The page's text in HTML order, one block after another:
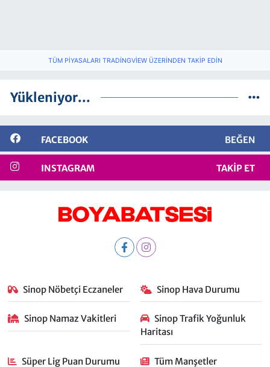
TÜM PIYASALARI TRADINGVIEW ÜZERINDEN TAKIP EDIN
Yükleniyor...
FACEBOOK BEĞEN
INSTAGRAM TAKIP ET
Sinop Nöbetçi Eczaneler Sinop Hava Durumu
Sinop Namaz Vakitleri
Sinop Trafik Yoğunluk
Haritası
Süper Lig Puan Durumu Tüm Manşetler